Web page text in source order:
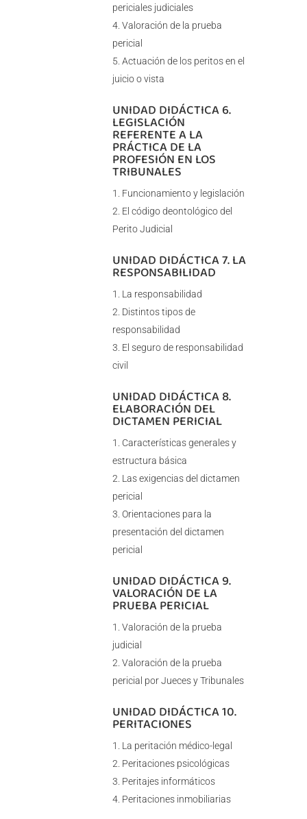
periciales judiciales
Valoración de la prueba
pericial
Actuación de los peritos en el
juicio o vista
UNIDAD DIDÁCTICA 6.
LEGISLACIÓN
REFERENTE A LA
PRÁCTICA DE LA
PROFESIÓN EN LOS
TRIBUNALES
Funcionamiento y legislación
El código deontológico del
Perito Judicial
UNIDAD DIDÁCTICA 7. LA
RESPONSABILIDAD
La responsabilidad
Distintos tipos de
responsabilidad
El seguro de responsabilidad
civil
UNIDAD DIDÁCTICA 8.
ELABORACIÓN DEL
DICTAMEN PERICIAL
Características generales y
estructura básica
Las exigencias del dictamen
pericial
Orientaciones para la
presentación del dictamen
pericial
UNIDAD DIDÁCTICA 9.
VALORACIÓN DE LA
PRUEBA PERICIAL
Valoración de la prueba
judicial
Valoración de la prueba
pericial por Jueces y Tribunales
UNIDAD DIDÁCTICA 10.
PERITACIONES
La peritación médico-legal
Peritaciones psicológicas
Peritajes informáticos
Peritaciones inmobiliarias